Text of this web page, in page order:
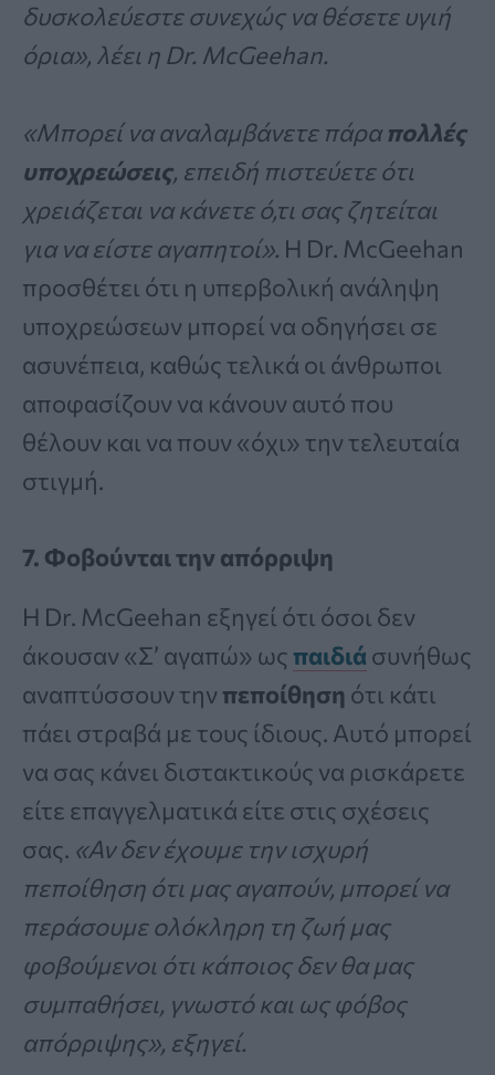
δυσκολεύεστε συνεχώς να θέσετε υγιή
όρια», λέει η Dr. McGeehan.
«Μπορεί να αναλαμβάνετε πάρα πολλές
υποχρεώσεις, επειδή πιστεύετε ότι
χρειάζεται να κάνετε ό,τι σας ζητείται
για να είστε αγαπητοί». Η Dr. McGeehan
προσθέτει ότι η υπερβολική ανάληψη
υποχρεώσεων μπορεί να οδηγήσει σε
ασυνέπεια, καθώς τελικά οι άνθρωποι
αποφασίζουν να κάνουν αυτό που
θέλουν και να πουν «όχι» την τελευταία
στιγμή.
7. Φοβούνται την απόρριψη
Η Dr. McGeehan εξηγεί ότι όσοι δεν
άκουσαν «Σ’ αγαπώ» ωςπαιδιά συνήθως
αναπτύσσουν την πεποίθηση ότι κάτι
πάει στραβά με τους ίδιους. Αυτό μπορεί
να σας κάνει διστακτικούς να ρισκάρετε
είτε επαγγελματικά είτε στις σχέσεις
σας. «Αν δεν έχουμε την ισχυρή
πεποίθηση ότι μας αγαπούν, μπορεί να
περάσουμε ολόκληρη τη ζωή μας
φοβούμενοι ότι κάποιος δεν θα μας
συμπαθήσει, γνωστό και ως φόβος
απόρριψης», εξηγεί.